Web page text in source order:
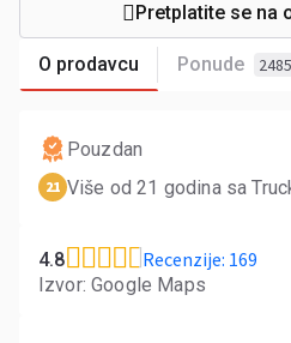
O prodavcu Ponude 2485
Pretplatite se na
Pouzdan
21 Više od 21 godina sa
4.8 Recenzije: 169
Izvor: Google Maps